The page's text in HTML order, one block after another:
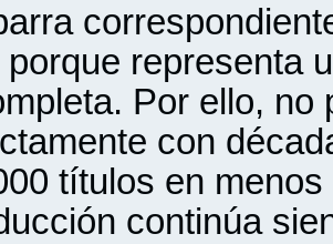
porque representa
Por ello, no
con
títulos en
continúa